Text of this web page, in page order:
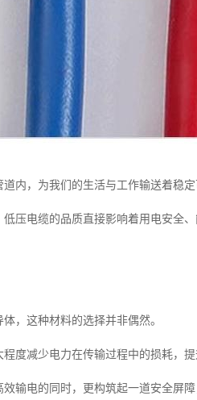
内，为我们的生活与工作输送着稳定
压电缆的品质直接影响着用电安全、
，这种材料的选择并非偶然。
度减少电力在传输过程中的损耗，提
输电的同时，更构筑起一道安全屏障